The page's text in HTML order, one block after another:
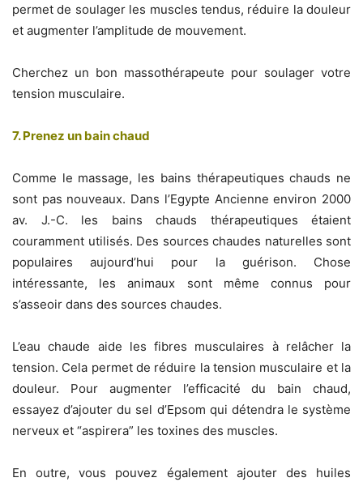
permet de soulager les muscles tendus, réduire la douleur
et augmenter l’amplitude de mouvement.
Cherchez un bon massothérapeute pour soulager votre
tension musculaire.
7. Prenez un bain chaud
Comme le massage, les bains thérapeutiques chauds ne
sont pas nouveaux. Dans l’Egypte Ancienne environ 2000
av. J.-C. les bains chauds thérapeutiques étaient
couramment utilisés. Des sources chaudes naturelles sont
populaires aujourd’hui pour la guérison. Chose
intéressante, les animaux sont même connus pour
s’asseoir dans des sources chaudes.
L’eau chaude aide les fibres musculaires à relâcher la
tension. Cela permet de réduire la tension musculaire et la
douleur. Pour augmenter l’efficacité du bain chaud,
essayez d’ajouter du sel d’Epsom qui détendra le système
nerveux et “aspirera” les toxines des muscles.
En outre, vous pouvez également ajouter des huiles